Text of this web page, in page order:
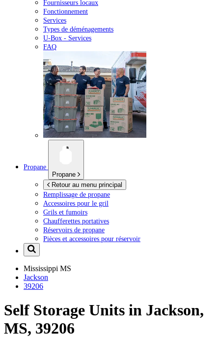
Fournisseurs locaux
Fonctionnement
Services
Types de déménagements
U-Box - Services
FAQ
Propane
Propane
Retour au menu principal
Remplissage de propane
Accessoires pour le gril
Grils et fumoirs
Chaufferettes portatives
Réservoirs de propane
Pièces et accessoires pour réservoir
Mississippi MS
Jackson
39206
Self Storage Units in Jackson,
MS, 39206